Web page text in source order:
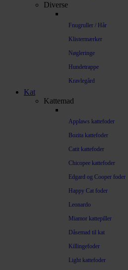
Diverse
Fnugruller / Hår
Klistermærker
Nøgleringe
Hundetrappe
Kravlegård
Kat
Kattemad
Applaws kattefoder
Bozita kattefoder
Catit kattefoder
Chicopee kattefoder
Edgard og Cooper foder
Happy Cat foder
Leonardo
Miamor kattepiller
Dåsemad til kat
Killingefoder
Light kattefoder